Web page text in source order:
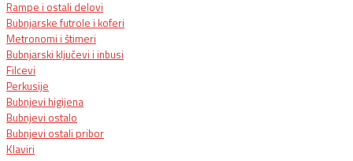
Rampe i ostali delovi
Bubnjarske futrole i koferi
Metronomi i štimeri
Bubnjarski ključevi i inbusi
Filcevi
Perkusije
Bubnjevi higijena
Bubnjevi ostalo
Bubnjevi ostali pribor
Klaviri